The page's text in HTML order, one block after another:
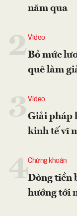
năm qua
2Video
Bỏ mức
quê làm
Video
Giải pháp
kinh tế vĩ
4Chứng khoán
Dòng tiền
hướng tới